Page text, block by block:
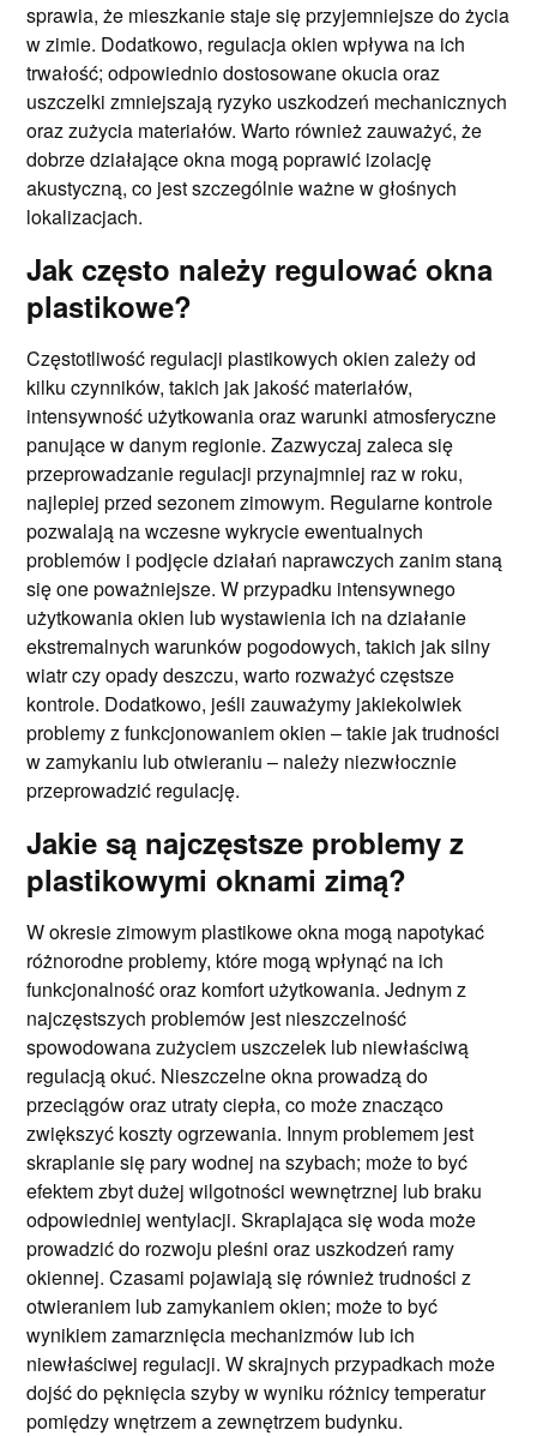
sprawia, że mieszkanie staje się przyjemniejsze do życia
w zimie. Dodatkowo, regulacja okien wpływa na ich
trwałość; odpowiednio dostosowane okucia oraz
uszczelki zmniejszają ryzyko uszkodzeń mechanicznych
oraz zużycia materiałów. Warto również zauważyć, że
dobrze działające okna mogą poprawić izolację
akustyczną, co jest szczególnie ważne w głośnych
lokalizacjach.
Jak często należy regulować okna
plastikowe?
Częstotliwość regulacji plastikowych okien zależy od
kilku czynników, takich jak jakość materiałów,
intensywność użytkowania oraz warunki atmosferyczne
panujące w danym regionie. Zazwyczaj zaleca się
przeprowadzanie regulacji przynajmniej raz w roku,
najlepiej przed sezonem zimowym. Regularne kontrole
pozwalają na wczesne wykrycie ewentualnych
problemów i podjęcie działań naprawczych zanim staną
się one poważniejsze. W przypadku intensywnego
użytkowania okien lub wystawienia ich na działanie
ekstremalnych warunków pogodowych, takich jak silny
wiatr czy opady deszczu, warto rozważyć częstsze
kontrole. Dodatkowo, jeśli zauważymy jakiekolwiek
problemy z funkcjonowaniem okien – takie jak trudności
w zamykaniu lub otwieraniu – należy niezwłocznie
przeprowadzić regulację.
Jakie są najczęstsze problemy z
plastikowymi oknami zimą?
W okresie zimowym plastikowe okna mogą napotykać
różnorodne problemy, które mogą wpłynąć na ich
funkcjonalność oraz komfort użytkowania. Jednym z
najczęstszych problemów jest nieszczelność
spowodowana zużyciem uszczelek lub niewłaściwą
regulacją okuć. Nieszczelne okna prowadzą do
przeciągów oraz utraty ciepła, co może znacząco
zwiększyć koszty ogrzewania. Innym problemem jest
skraplanie się pary wodnej na szybach; może to być
efektem zbyt dużej wilgotności wewnętrznej lub braku
odpowiedniej wentylacji. Skraplająca się woda może
prowadzić do rozwoju pleśni oraz uszkodzeń ramy
okiennej. Czasami pojawiają się również trudności z
otwieraniem lub zamykaniem okien; może to być
wynikiem zamarznięcia mechanizmów lub ich
niewłaściwej regulacji. W skrajnych przypadkach może
dojść do pęknięcia szyby w wyniku różnicy temperatur
pomiędzy wnętrzem a zewnętrzem budynku.